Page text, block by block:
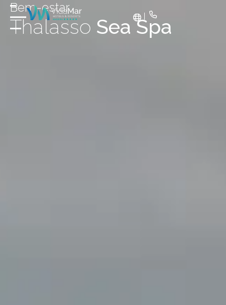
Bem-estar
Thalasso Sea Spa